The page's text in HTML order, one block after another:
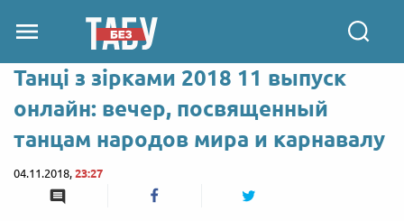
Танці з зірками 2018 11 выпуск
онлайн: вечер, посвященный
танцам народов мира и карнавалу
04.11.2018, 23:27